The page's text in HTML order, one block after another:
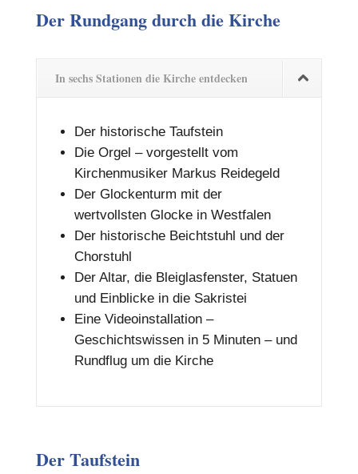
Der Rundgang durch die Kirche
In sechs Stationen die Kirche entdecken
Der historische Taufstein
Die Orgel – vorgestellt vom
Kirchenmusiker Markus Reidegeld
Der Glockenturm mit der
wertvollsten Glocke in Westfalen
Der historische Beichtstuhl und der
Chorstuhl
Der Altar, die Bleiglasfenster, Statuen
und Einblicke in die Sakristei
Eine Videoinstallation –
Geschichtswissen in 5 Minuten – und
Rundflug um die Kirche
Der Taufstein